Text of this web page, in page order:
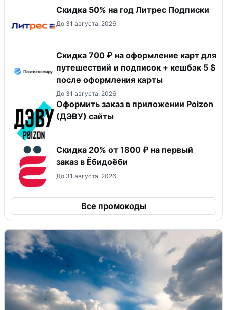
Скидка 50% на год Литрес Подписки
До 31 августа, 2026
Скидка 700 ₽ на оформление карт для
путешествий и подписок + кешбэк 5 $
после оформления карты
До 31 августа, 2026
Оформить заказ в приложении Poizon
(ДЭВУ) сайты
Скидка 20% от 1800 ₽ на первый
заказ в Ёбидоёби
До 31 августа, 2026
Все промокоды